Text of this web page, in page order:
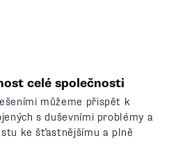
celé společnosti
můžeme přispět k
s duševními problémy a
ke šťastnějšímu a plně